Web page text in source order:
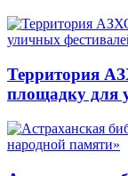
Территория
площадку для